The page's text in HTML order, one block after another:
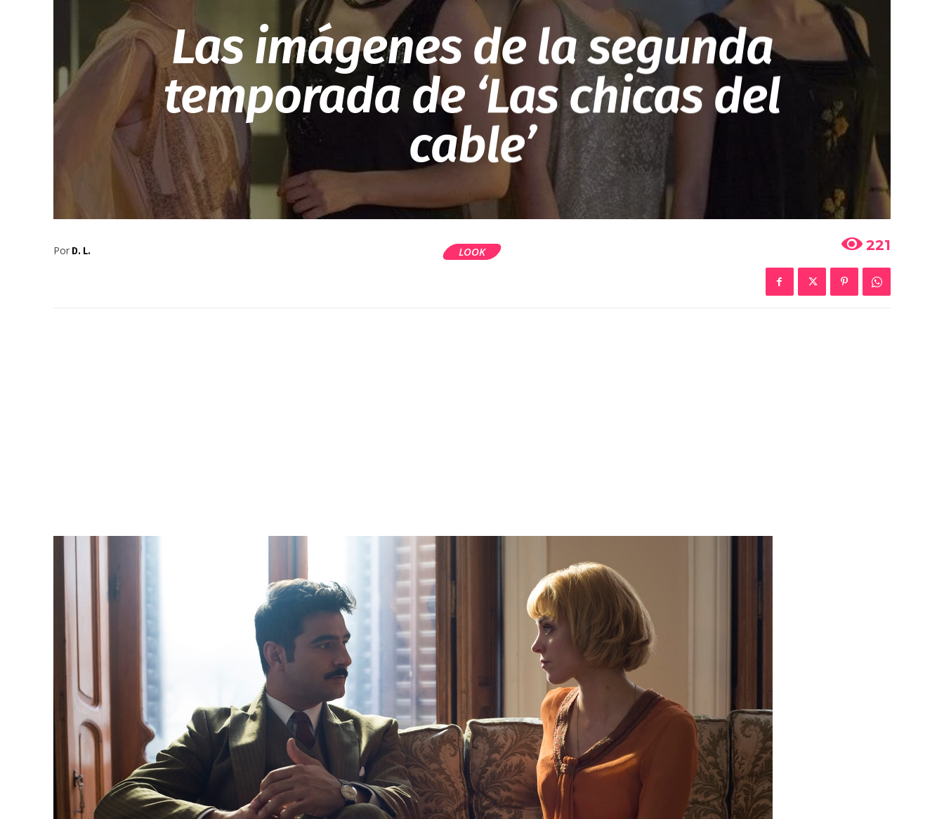
Las imágenes de la segunda
temporada de ‘Las chicas del
cable’
Por D. L. LOOK 221